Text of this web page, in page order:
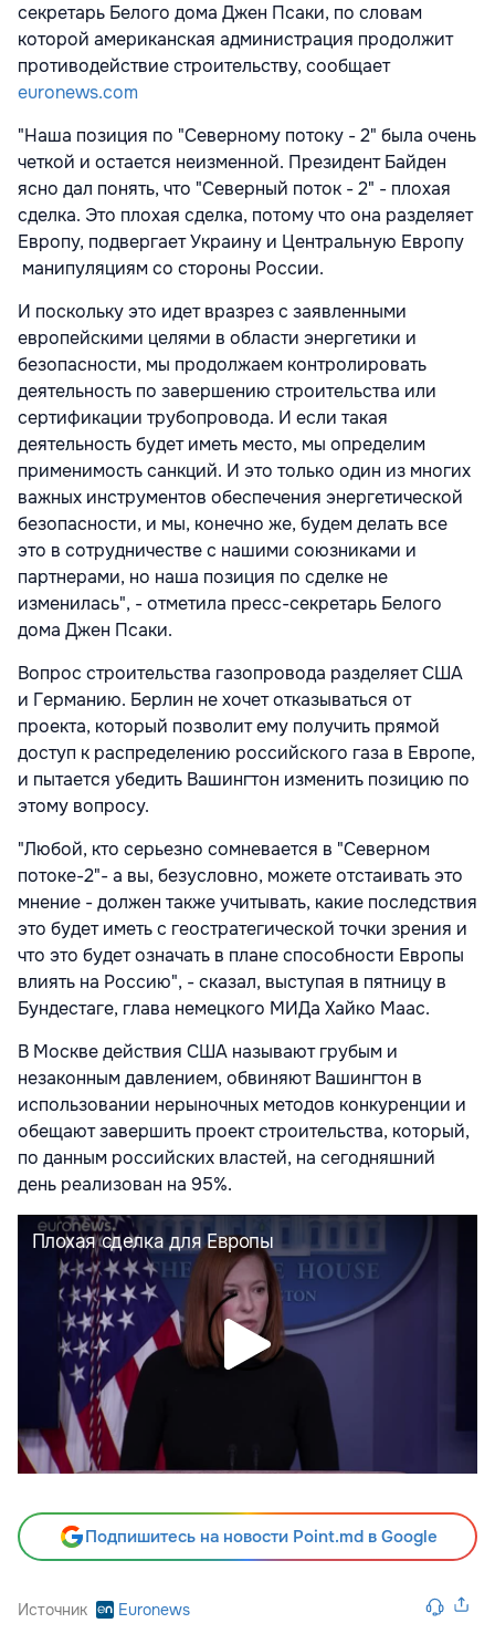
секретарь Белого дома Джен Псаки, по словам
которой американская администрация продолжит
противодействие строительству, сообщает
euronews.com
"Наша позиция по "Северному потоку - 2" была очень
четкой и остается неизменной. Президент Байден
ясно дал понять, что "Северный поток - 2" - плохая
сделка. Это плохая сделка, потому что она разделяет
Европу, подвергает Украину и Центральную Европу
манипуляциям со стороны России.
И поскольку это идет вразрез с заявленными
европейскими целями в области энергетики и
безопасности, мы продолжаем контролировать
деятельность по завершению строительства или
сертификации трубопровода. И если такая
деятельность будет иметь место, мы определим
применимость санкций. И это только один из многих
важных инструментов обеспечения энергетической
безопасности, и мы, конечно же, будем делать все
это в сотрудничестве с нашими союзниками и
партнерами, но наша позиция по сделке не
изменилась", - отметила пресс-секретарь Белого
дома Джен Псаки.
Вопрос строительства газопровода разделяет США
и Германию. Берлин не хочет отказываться от
проекта, который позволит ему получить прямой
доступ к распределению российского газа в Европе,
и пытается убедить Вашингтон изменить позицию по
этому вопросу.
"Любой, кто серьезно сомневается в "Северном
потоке-2"- а вы, безусловно, можете отстаивать это
мнение - должен также учитывать, какие последствия
это будет иметь с геостратегической точки зрения и
что это будет означать в плане способности Европы
влиять на Россию", - сказал, выступая в пятницу в
Бундестаге, глава немецкого МИДа Хайко Маас.
В Москве действия США называют грубым и
незаконным давлением, обвиняют Вашингтон в
использовании нерыночных методов конкуренции и
обещают завершить проект строительства, который,
по данным российских властей, на сегодняшний
день реализован на 95%.
Подпишитесь на новости Point.md в Google
Источник Euronews